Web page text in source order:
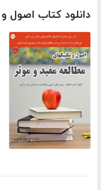
دانلود کتاب اصول